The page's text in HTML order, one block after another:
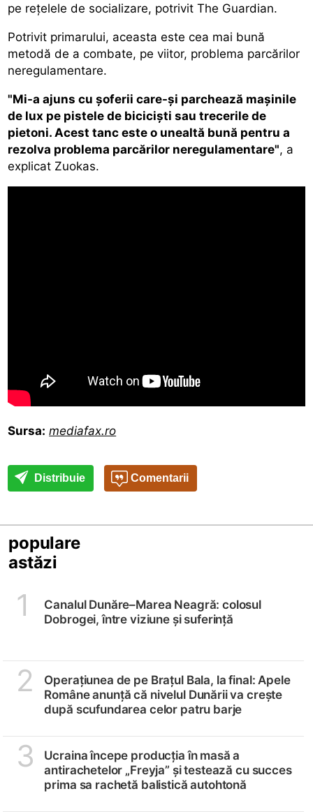
pe reţelele de socializare, potrivit The Guardian.
Potrivit primarului, aceasta este cea mai bună
metodă de a combate, pe viitor, problema parcărilor
neregulamentare.
"Mi-a ajuns cu şoferii care-şi parchează maşinile
de lux pe pistele de bicicişti sau trecerile de
pietoni. Acest tanc este o unealtă bună pentru a
rezolva problema parcărilor neregulamentare", a
explicat Zuokas.
Sursa: mediafax.ro
Distribuie Comentarii
populare
astăzi
1
Canalul Dunăre–Marea Neagră: colosul
Dobrogei, între viziune și suferință
2
Operațiunea de pe Brațul Bala, la final: Apele
Române anunță că nivelul Dunării va crește
după scufundarea celor patru barje
3
Ucraina începe producția în masă a
antirachetelor „Freyja” și testează cu succes
prima sa rachetă balistică autohtonă